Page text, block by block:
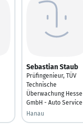
Sebastian Staub
Prüfingenieur, TÜV
Technische
Überwachung
GmbH - Auto Service
Hanau